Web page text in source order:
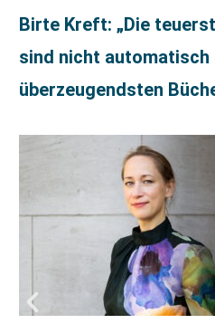
Birte Kreft: „Die
sind nicht automatisch
überzeugendsten